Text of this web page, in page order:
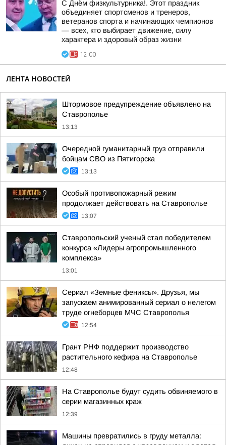
С Днём физкультурника!. Этот праздник
объединяет спортсменов и тренеров,
ветеранов спорта и начинающих чемпионов
— всех, кто выбирает движение, силу
характера и здоровый образ жизни
12:00
ЛЕНТА НОВОСТЕЙ
Штормовое предупреждение объявлено на
Ставрополье
13:13
Очередной гуманитарный груз отправили
бойцам СВО из Пятигорска
13:13
Особый противопожарный режим
продолжает действовать на Ставрополье
13:07
Ставропольский ученый стал победителем
конкурса «Лидеры агропромышленного
комплекса»
13:01
Сериал «Земные фениксы». Друзья, мы
запускаем анимированный сериал о нелегом
труде огнеборцев МЧС Ставрополья
12:54
Грант РНФ поддержит производство
растительного кефира на Ставрополье
12:48
На Ставрополье будут судить обвиняемого в
серии магазинных краж
12:39
Машины превратились в груду металла: